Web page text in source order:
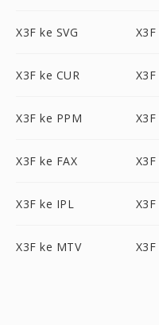
X3F ke SVG
X3F ke CUR
X3F ke PPM
X3F ke FAX
X3F ke IPL
X3F ke MTV